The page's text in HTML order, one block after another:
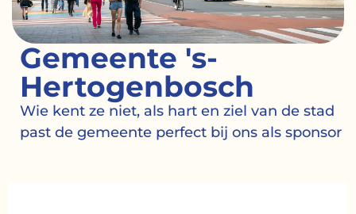
Gemeente 's-
Hertogenbosch
Wie kent ze niet, als hart en ziel van de stad
past de gemeente perfect bij ons als sponsor